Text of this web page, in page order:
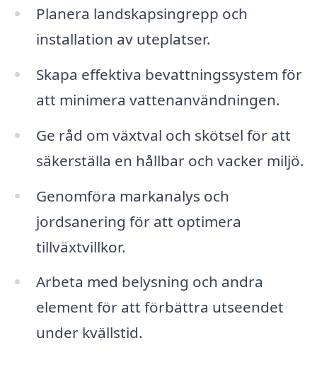
Planera landskapsingrepp och
installation av uteplatser.
Skapa effektiva bevattningssystem för
att minimera vattenanvändningen.
Ge råd om växtval och skötsel för att
säkerställa en hållbar och vacker miljö.
Genomföra markanalys och
jordsanering för att optimera
tillväxtvillkor.
Arbeta med belysning och andra
element för att förbättra utseendet
under kvällstid.